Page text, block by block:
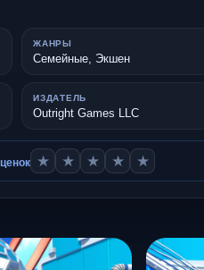
ЖАНРЫ
Семейные, Экшен
ИЗДАТЕЛЬ
Outright Games LLC
★ ★ ★ ★ ★